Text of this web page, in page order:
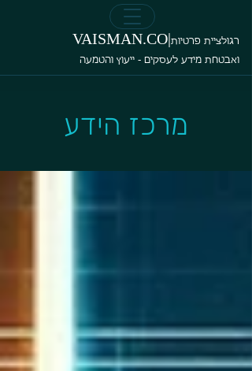
VAISMAN.CO|רגולציית פרטיות
ואבטחת מידע לעסקים - ייעוץ והטמעה
מרכז הידע